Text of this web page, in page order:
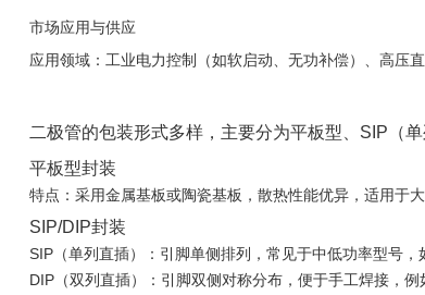
市场应用与供应‌
应用领域‌：工业电力控制（如软启动、无功补偿）、高压
二极管的包装形式多样，主要分为‌平板型‌、‌SIP（
平板型封装
特点‌：采用金属基板或陶瓷基板，散热性能优异，适用于
SIP/DIP封装‌
SIP（单列直插）‌：引脚单侧排列，常见于中低功率型号，
DIP（双列直插）‌：引脚双侧对称分布，便于手工焊接，例